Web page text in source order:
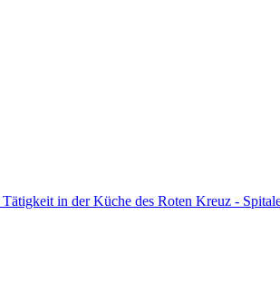
in der Küche des Roten Kreuz -